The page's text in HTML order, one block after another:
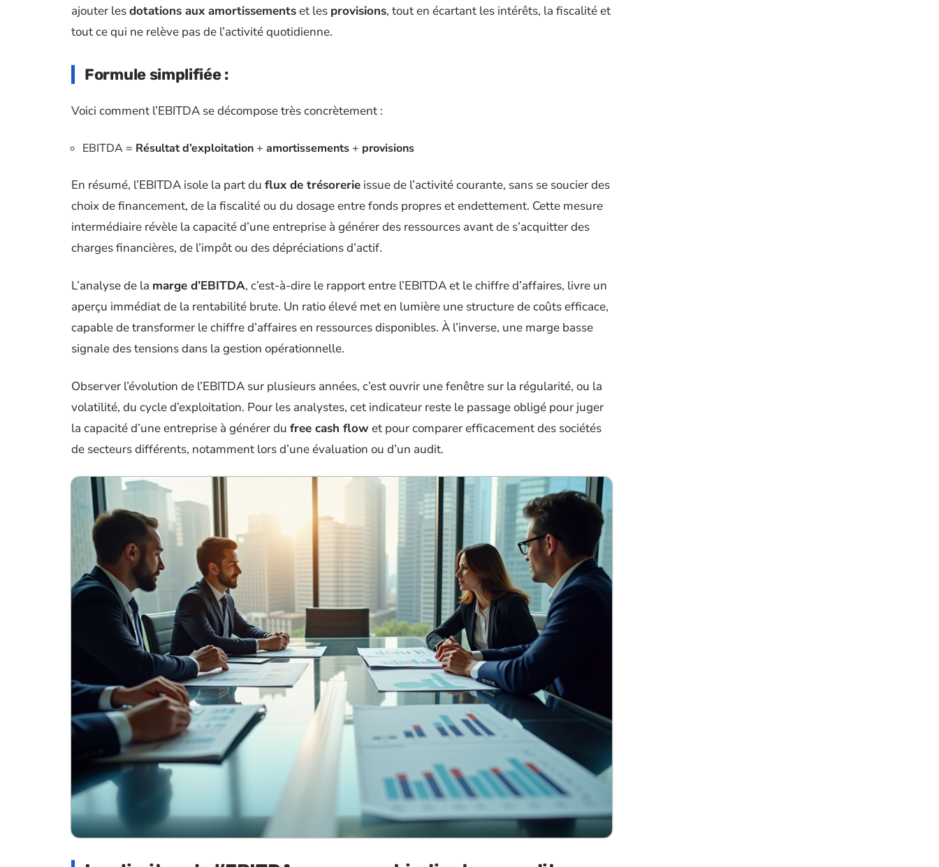
ajouter lesdotations aux amortissementset les provisions, tout en écartant les intérêts, la fiscalité et
tout ce qui ne relève pas de l’activité quotidienne.
Formule simplifiée :
Voici comment l’EBITDA se décompose très concrètement :
EBITDA = Résultat d’exploitation + amortissements + provisions
En résumé, l’EBITDA isole la part du flux de trésorerie issue de l’activité courante, sans se soucier des
choix de financement, de la fiscalité ou du dosage entre fonds propres et endettement. Cette mesure
intermédiaire révèle la capacité d’une entreprise à générer des ressources avant de s’acquitter des
charges financières, de l’impôt ou des dépréciations d’actif.
L’analyse de la marge d’EBITDA, c’est-à-dire le rapport entre l’EBITDA et le chiffre d’affaires, livre un
aperçu immédiat de la rentabilité brute. Un ratio élevé met en lumière une structure de coûts efficace,
capable de transformer le chiffre d’affaires en ressources disponibles. À l’inverse, une marge basse
signale des tensions dans la gestion opérationnelle.
Observer l’évolution de l’EBITDA sur plusieurs années, c’est ouvrir une fenêtre sur la régularité, ou la
volatilité, du cycle d’exploitation. Pour les analystes, cet indicateur reste le passage obligé pour juger
la capacité d’une entreprise à générer du free cash flow et pour comparer efficacement des sociétés
de secteurs différents, notamment lors d’une évaluation ou d’un audit.